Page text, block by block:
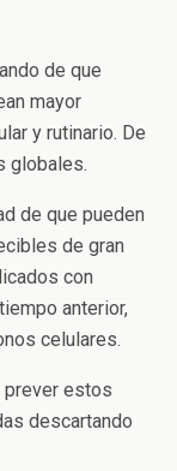
de que
mayor
y rutinario. De
globales.
de que pueden
de gran
con
anterior,
celulares.
prever estos
descartando